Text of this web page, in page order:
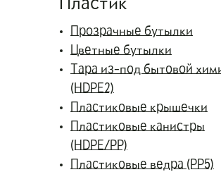
Пластик
Прозрачные бутылки
Цветные бутылки
Тара из-под бытовой
(HDPE2)
Пластиковые крышечки
Пластиковые канистры
(HDPE/PP)
Пластиковые ведра (PP5)